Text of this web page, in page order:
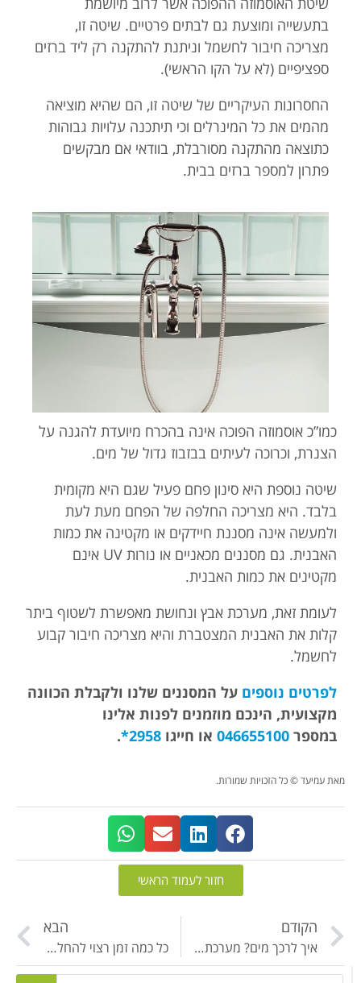
בתעשייה ומוצעת גם לבתים פרטיים. שיטה זו,
מצריכה חיבור לחשמל וניתנת להתקנה רק ליד ברזים
ספציפיים (לא על הקו הראשי).
החסרונות העיקריים של שיטה זו, הם שהיא מוציאה
מהמים את כל המינרלים וכי תיתכנה עלויות גבוהות
כתוצאה מהתקנה מסורבלת, בוודאי אם מבקשים
פתרון למספר ברזים בבית.
כמו”כ אוסמוזה הפוכה אינה בהכרח מיועדת להגנה על
הצנרת, וכרוכה לעיתים בבזבוז גדול של מים.
שיטה נוספת היא סינון פחם פעיל שגם היא מקומית
בלבד. היא מצריכה החלפה של הפחם מעת לעת
ולמעשה אינה מסננת חיידקים או מקטינה את כמות
האבנית. גם מסננים מכאניים או נורות UV אינם
מקטינים את כמות האבנית.
לעומת זאת, מערכת אבץ ונחושת מאפשרת לשטוף ביתר
קלות את האבנית המצטברת והיא מצריכה חיבור קבוע
לחשמל.
לפרטים נוספים על המסננים שלנו ולקבלת הכוונה
מקצועית, הינכם מוזמנים לפנות אלינו
במספר 046655100 או חייגו 2958*
.
מאת עמיעד © כל הזכויות שמורות.
חזור לעמוד הראשי
הקודם
איך לרכך מים? מערכת ריכוך מים ביתית
הבא
כל כמה זמן רצוי להחליף מחסנית במסנן המים – המידע המלא